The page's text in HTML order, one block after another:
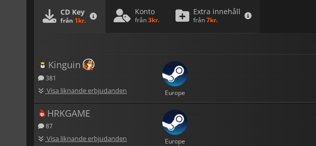
CD Key
från 1kr.
Konto
från3kr.
Extra innehåll
från7kr.
Kinguin
381
Visa liknande erbjudanden Europe
HRKGAME
87
Visa liknande erbjudanden Europe